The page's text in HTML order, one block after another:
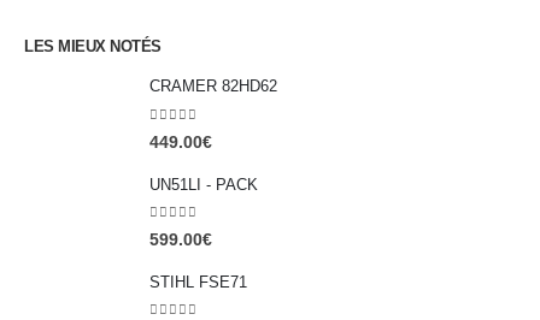
LES MIEUX NOTÉS
CRAMER 82HD62
0 out of 5
449.00€
UN51LI - PACK
0out of 5
599.00€
STIHL FSE71